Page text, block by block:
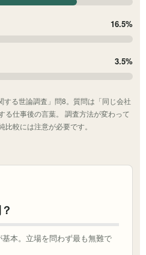
16.5%
3.5%
る世論調査」問8。質問は「同じ会社
る仕事後の言葉。 調査方法が変わって
較には注意が必要です。
本。立場を問わず最も無難で